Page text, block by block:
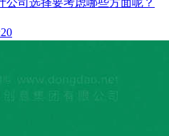
公司选择要考虑哪些方面呢？